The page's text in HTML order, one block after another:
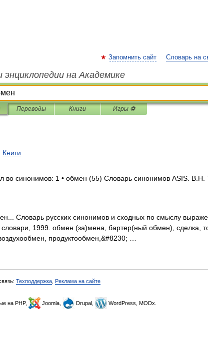
Запомнить сайт Словарь на
энциклопедии на Академике
Переводы Книги Игры ⚽
Книги
во синонимов: 1 • обмен (55) Словарь синонимов ASIS. В.Н.
Словарь русских синонимов и сходных по смыслу
1999. обмен (за)мена, бартер(ный обмен), сделка,
продуктообмен,&#8230; …
Техподдержка Реклама на сайте
на PHP, Joomla, Drupal, WordPress, MODx.